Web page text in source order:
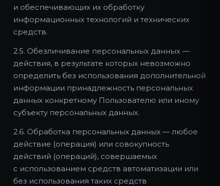
и обеспечивающих их обработку
информационных технологий и технических
средств.
2.5. Обезличивание персональных данных —
действия, в результате которых невозможно
определить без использования дополнительной
информации принадлежность персональных
данных конкретному Пользователю или иному
субъекту персональных данных.
2.6. Обработка персональных данных — любое
действие (операция) или совокупность
действий (операций), совершаемых
с использованием средств автоматизации или
без использования таких средств